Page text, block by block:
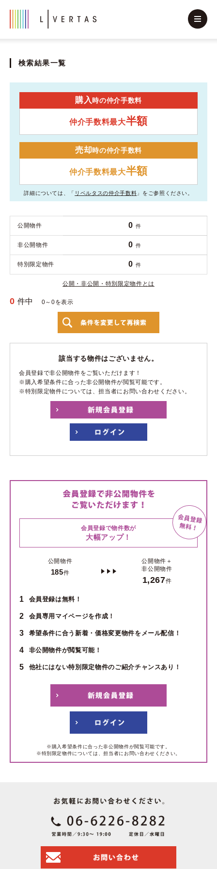
検索結果一覧
購入時の仲介手数料
仲介手数料最大半額
売却時の仲介手数料
仲介手数料最大半額
詳細については、「 リベルタスの仲介手数料 」をご参照ください。
公開物件 0 件
非公開物件 0 件
特別限定物件 0 件
公開・非公開・特別限定物件とは
0 件中 0～0を表示
該当する物件はございません。
会員登録で非公開物件をご覧いただけます！
※購入希望条件に合った非公開物件が閲覧可能です。
※特別限定物件については、担当者にお問い合わせください。
会員登録で物件数が
大幅アップ！
公開物件
185件
公開物件＋
非公開物件
1,267件
1 会員登録は無料！
2 会員専用マイページを作成！
3 希望条件に合う新着・価格変更物件をメール配信！
4 非公開物件が閲覧可能！
5 他社にはない特別限定物件のご紹介チャンスあり！
※購入希望条件に合った非公開物件が閲覧可能です。
※特別限定物件については、担当者にお問い合わせください。